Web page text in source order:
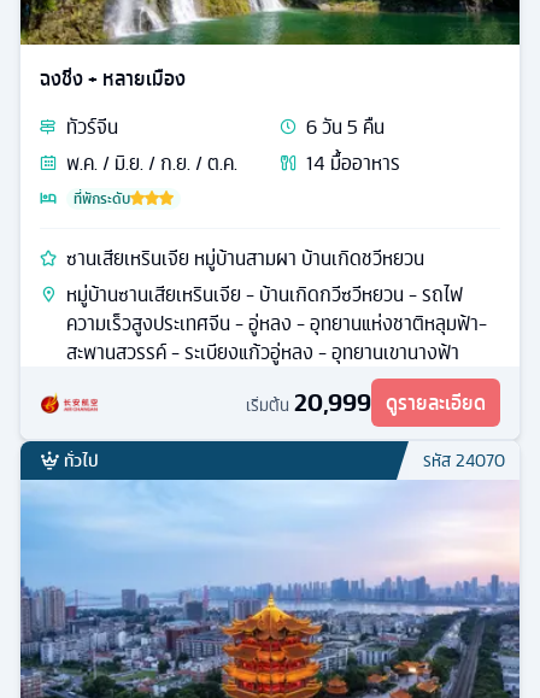
ฉงชิ่ง + หลายเมือง
ทัวร์จีน 6วัน5 คืน
พ.ค. / มิ.ย. / ก.ย. / ต.ค.
14 มื้ออาหาร
ที่พักระดับ
ซานเสียเหรินเจีย หมู่บ้านสามผา บ้านเกิดชวีหยวน
หมู่บ้านซานเสียเหรินเจีย - บ้านเกิดกวีซวีหยวน - รถไฟ
ความเร็วสูงประเทศจีน - อู่หลง - อุทยานแห่งชาติหลุมฟ้า-
สะพานสวรรค์ - ระเบียงแก้วอู่หลง - อุทยานเขานางฟ้า
เริ่มต้น 20,999 ดูรายละเอียด
ทั่วไป รหัส24070